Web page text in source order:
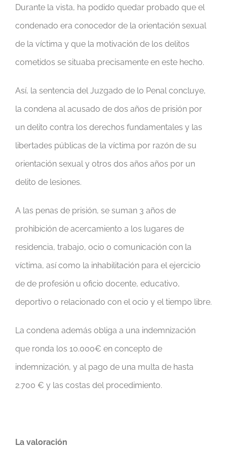
Durante la vista, ha podido quedar probado que el
condenado era conocedor de la orientación sexual
de la víctima y que la motivación de los delitos
cometidos se situaba precisamente en este hecho.
Así, la sentencia del Juzgado de lo Penal concluye,
la condena al acusado de dos años de prisión por
un delito contra los derechos fundamentales y las
libertades públicas de la víctima por razón de su
orientación sexual y otros dos años años por un
delito de lesiones.
A las penas de prisión, se suman 3 años de
prohibición de acercamiento a los lugares de
residencia, trabajo, ocio o comunicación con la
víctima, así como la inhabilitación para el ejercicio
de de profesión u oficio docente, educativo,
deportivo o relacionado con el ocio y el tiempo libre.
La condena además obliga a una indemnización
que ronda los 10.000€ en concepto de
indemnización, y al pago de una multa de hasta
2.700 € y las costas del procedimiento.
La valoración